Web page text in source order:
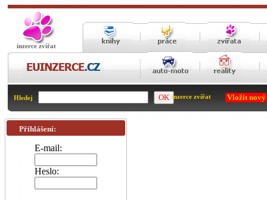
inzerce zvířat
Hledej inzerce zvířat Vložit
Přihlášení:
E-mail:
Heslo: